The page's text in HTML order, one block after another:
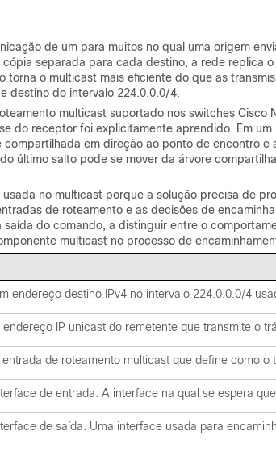
de um para muitos no qual uma origem
cópia separada para cada destino, a rede replica
torna o multicast mais eficiente do que as
destino do intervalo 224.0.0.0/4.
multicast suportado nos switches Cisco
do receptor foi explicitamente aprendido. Em
compartilhada em direção ao ponto de encontro e
último salto pode se mover da árvore
no multicast porque a solução precisa de
de roteamento e as decisões de
do comando, a distinguir entre o
multicast no processo de
endereço destino IPv4 no intervalo 224.0.0.0/4
endereço IP unicast do remetente que transmite o
entrada de roteamento multicast que define como o
de entrada. A interface na qual se espera
de saída. Uma interface usada para